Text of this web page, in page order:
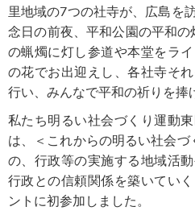
里地域の7つの社寺が、広島を
念日の前夜、平和公園の平和
の蝋燭に灯し参道や本堂をラ
の花でお出迎えし、各社寺そ
行い、みんなで平和の祈りを捧
私たち明るい社会づくり運動
は、＜これからの明るい社会
の、行政等の実施する地域活
行政との信頼関係を築いてい
ントに初参加しました。